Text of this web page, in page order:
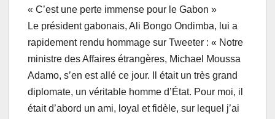
« C’est une perte immense pour le Gabon »
Le président gabonais, Ali Bongo Ondimba, lui a
rapidement rendu hommage sur Tweeter : « Notre
ministre des Affaires étrangères, Michael Moussa
Adamo, s’en est allé ce jour. Il était un très grand
diplomate, un véritable homme d’État. Pour moi, il
était d’abord un ami, loyal et fidèle, sur lequel j’ai